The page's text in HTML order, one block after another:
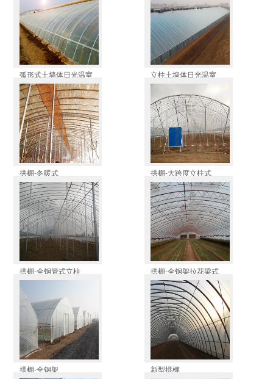
弧形式土墙体日光温室 立柱土墙体日光温室
拱棚-冬暖式 拱棚-大跨度立柱式
拱棚-全钢管式立柱 拱棚-全钢架拉花梁式
拱棚-全钢架 新型拱棚